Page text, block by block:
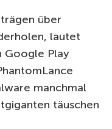
über
lautet
Google Play
manchmal
täuschen